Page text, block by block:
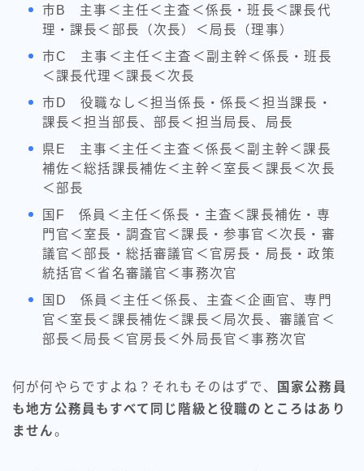
市B 主事＜主任＜主査＜係長・班長＜課長代
理・課長＜部長（次長）＜局長（理事）
市C 主事＜主任＜主査＜副主幹＜係長・班長
＜課長代理＜課長＜次長
市D 役職なし＜担当係長・係長＜担当課長・
課長＜担当部長、部長＜担当局長、局長
県E 主事＜主任＜主査＜係長＜副主幹＜課長
補佐＜総括課長補佐＜主幹＜室長＜課長＜次長
＜部長
国F 係員＜主任＜係長・主査＜課長補佐・専
門官＜室長・調査官＜課長・参事官＜次長・審
議官＜部長・総括審議官＜官房長・局長・政策
統括官＜省名審議官＜事務次官
国D 係員＜主任＜係長、主査＜企画官、専門
官＜室長＜課長補佐＜課長＜局次長、審議官＜
部長＜局長＜官房長＜外局長官＜事務次官
何が何やらですよね？それもそのはずで、
国家公務員
も地方公務員もすべて同じ階級と役職のところはあり
ません。